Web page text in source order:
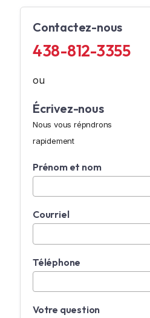
Contactez-nous
438-812-3355
ou
Écrivez-nous
Nous vous répndrons
rapidement
Prénom et nom
Courriel
Téléphone
Votre question